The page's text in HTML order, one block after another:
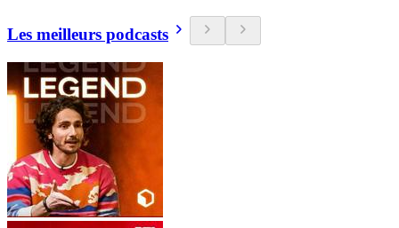
Les meilleurs podcasts